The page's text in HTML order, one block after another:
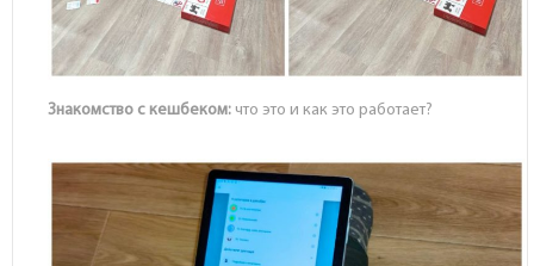
Знакомство с кешбеком: что это и как это работает?